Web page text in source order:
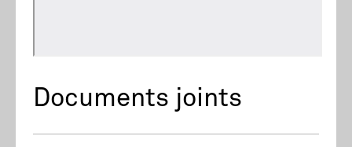
Documents joints